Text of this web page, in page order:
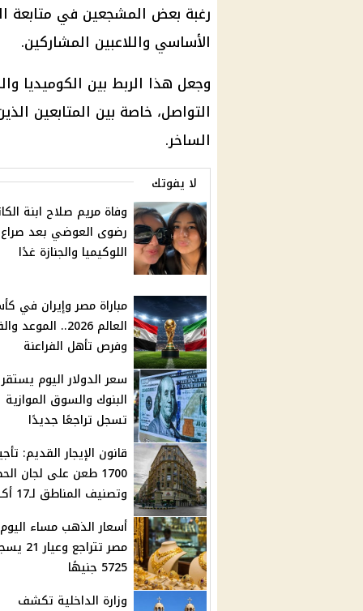
رغبة بعض المشجعين في متابعة
الأساسي واللاعبين المشاركين.
وجعل هذا الربط بين الكوميديا
التواصل، خاصة بين المتابعين
الساخر.
لا يفوتك
وفاة مريم صلاح ابنة
رضوى العوضي بعد
اللوكيميا والجنازة غدًا
مباراة مصر وإيران في
العالم 2026..
وفرص تأهل الفراعنة
سعر الدولار اليوم
البنوك والسوق الموازية
تسجل تراجعًا جديدًا
قانون الإيجار القديم:
1700 طعن على لجان
وتصنيف المناطق لـ17 أكتوبر
أسعار الذهب مساء
مصر تتراجع
5725 جنيهًا
وزارة الداخلية تكشف